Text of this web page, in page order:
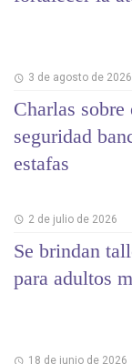
3 de agosto de 2026
Charlas
seguridad
estafas
2 de julio de 2026
Se brindan
para adultos
18 de junio de 2026